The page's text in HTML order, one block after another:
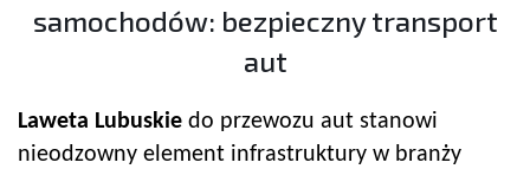
samochodów: bezpieczny transport
aut
Laweta Lubuskie do przewozu aut stanowi
nieodzowny element infrastruktury w branży